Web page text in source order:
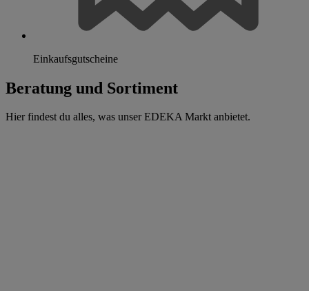
Einkaufsgutscheine
Beratung und Sortiment
Hier findest du alles, was unser EDEKA Markt anbietet.